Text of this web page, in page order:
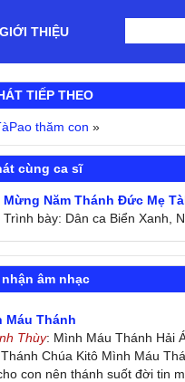
GIỚI THIỆU
TIẾP THEO
thăm con »
cùng ca sĩ
Mừng Năm Thánh Đức Mẹ
Trình bày: Dân ca Biển Xanh,
nhận âm nhạc
Máu Thánh
Thùy: Mình Máu Thánh Hải
Chúa Kitô Mình Máu
con nên thánh suốt đời tin